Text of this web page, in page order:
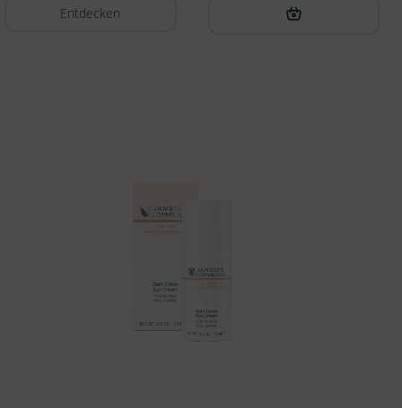
Entdecken